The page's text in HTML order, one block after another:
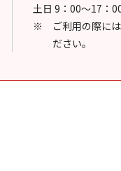
土日 9：00～17：
ご利用の際に
ださい。